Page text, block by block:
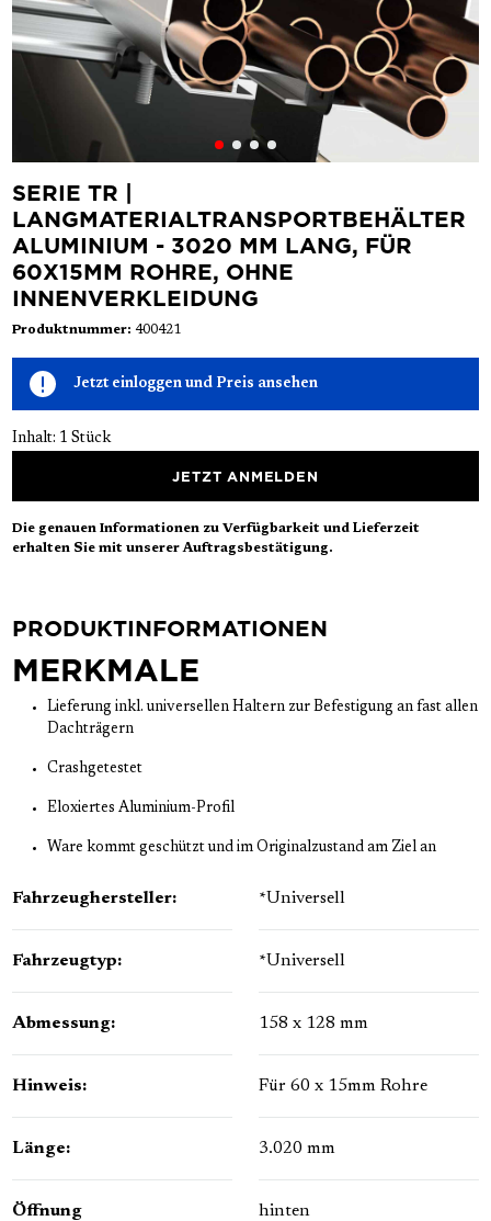
SERIE TR |
LANGMATERIALTRANSPORTBEHÄLTER
ALUMINIUM - 3020 MM LANG, FÜR
60X15MM ROHRE, OHNE
INNENVERKLEIDUNG
Produktnummer: 400421
Jetzt einloggen und Preis ansehen
Inhalt: 1 Stück
JETZT ANMELDEN
Die genauen Informationen zu Verfügbarkeit und Lieferzeit
erhalten Sie mit unserer Auftragsbestätigung.
PRODUKTINFORMATIONEN
MERKMALE
Lieferung inkl. universellen Haltern zur Befestigung an fast allen
Dachträgern
Crashgetestet
Eloxiertes Aluminium-Profil
Ware kommt geschützt und im Originalzustand am Ziel an
Fahrzeughersteller: *Universell
Fahrzeugtyp: *Universell
Abmessung: 158 x 128 mm
Hinweis: Für 60 x 15mm Rohre
Länge: 3.020 mm
Öffnung
hinten